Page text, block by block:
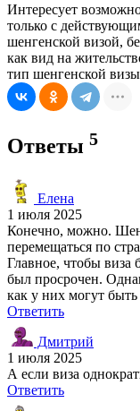
Интересует
только с
шенгенской визой,
как вид на
тип шенгенской
Ответы 5
Елена
1 июля 2025
Конечно, можно.
перемещаться по
Главное, чтобы виза
был просрочен.
как у них могут
Ответить
Дмитрий
1 июля 2025
А если виза
Ответить